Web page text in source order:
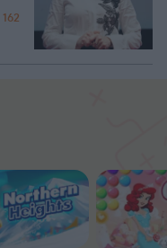
162